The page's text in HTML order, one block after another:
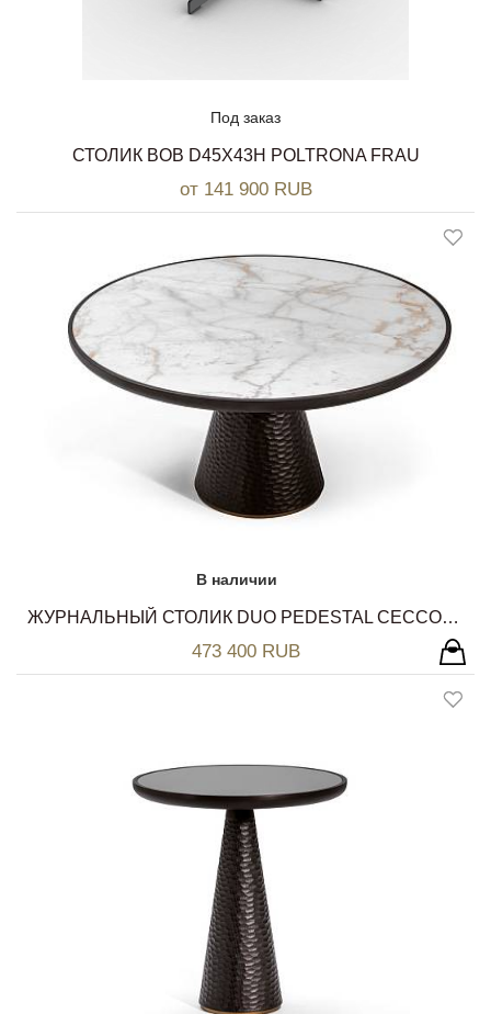
Под заказ
СТОЛИК BOB D45Х43H POLTRONA FRAU
от 141 900 RUB
В наличии
ЖУРНАЛЬНЫЙ СТОЛИК DUO PEDESTAL CECCOTTI COLLEZIONI
473 400 RUB